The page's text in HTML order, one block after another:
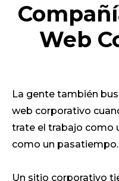
Web
La gente también
web corporativo
trate el trabajo como
como un pasatiempo.
Un sitio corporativo